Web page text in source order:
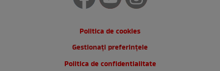
Politica de cookies
Gestionați preferințele
Politica de confidentialitate